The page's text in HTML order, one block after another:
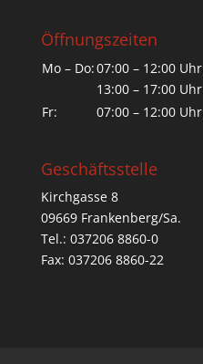
Öffnungszeiten
Mo – Do:07:00 – 12:00 Uhr
13:00 – 17:00 Uhr
Fr:
07:00 – 12:00 Uhr
Geschäftsstelle
Kirchgasse 8
09669 Frankenberg/Sa.
Tel.: 037206 8860-0
Fax: 037206 8860-22